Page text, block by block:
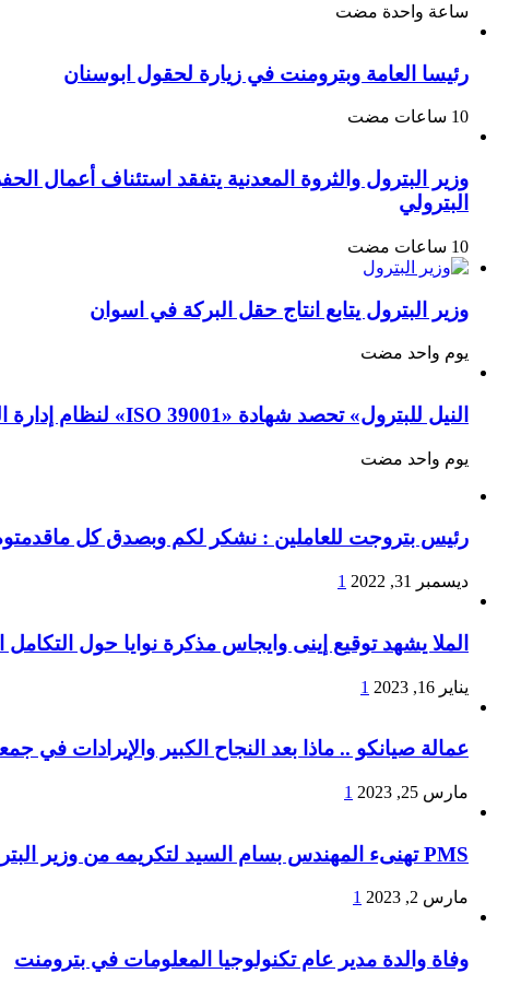
‏ساعة واحدة مضت
رئيسا العامة وبترومنت في زيارة لحقول ابوسنان
البترولي
وزير البترول يتابع انتاج حقل البركة في اسوان
‏يوم واحد مضت
النيل للبترول» تحصد شهادة «ISO 39001» لنظام إدارة السلامة المرورية بجهود ذاتية
‏يوم واحد مضت
رئيس بتروجت للعاملين : نشكر لكم وبصدق كل ماقدمتوه
ديسمبر 31, 2022 1
الملا يشهد توقيع إينى وايجاس مذكرة نوايا حول
يناير 16, 2023 1
عمالة صيانكو .. ماذا بعد النجاح الكبير والإيرادات في
مارس 25, 2023 1
PMS تهنىء المهندس بسام السيد لتكريمه من وزير البترول لإجتيازه المراحل النهائية لبرنامج الوزارة لتأهيل القيادات الشابة والمتوسطة
مارس 2, 2023 1
وفاة والدة مدير عام تكنولوجيا المعلومات في بترومنت